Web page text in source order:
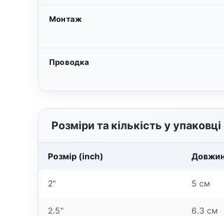
Монтаж
Проводка
Розміри та кількість у упаковці
Розмір (inch)
2" 5 см
2.5" 6.3 см